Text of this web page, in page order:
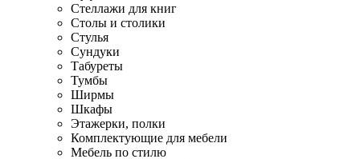
Стеллажи для книг
Столы и столики
Стулья
Сундуки
Табуреты
Тумбы
Ширмы
Шкафы
Этажерки, полки
Комплектующие для мебели
Мебель по стилю